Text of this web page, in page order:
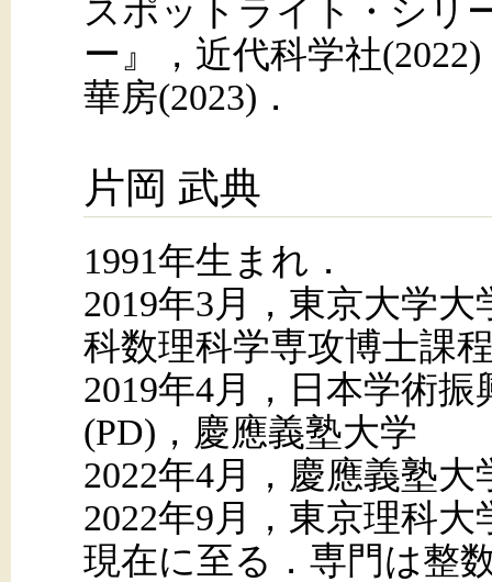
スポットライト・シリ
ー』，近代科学社
華房(2023)．
片岡 武典
1991年生まれ．
2019年3月，東京大学
科数理科学専攻博士課
2019年4月，日本学術
(PD)，慶應義塾大学
2022年4月，慶應義塾大
2022年9月，東京理科
現在に至る．専門は整